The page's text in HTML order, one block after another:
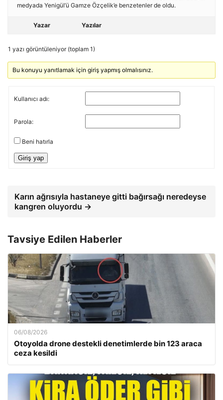
medyada Yenigül’ü Gamze Özçelik’e benzetenler de oldu.
Yazar Yazılar
1 yazı görüntüleniyor (toplam 1)
Bu konuyu yanıtlamak için giriş yapmış olmalısınız.
Kullanıcı adı:
Parola:
Beni hatırla
Giriş yap
Karın ağrısıyla hastaneye gitti bağırsağı neredeyse
kangren oluyordu →
Tavsiye Edilen Haberler
06/08/2026
Otoyolda drone destekli denetimlerde bin 123 araca
ceza kesildi